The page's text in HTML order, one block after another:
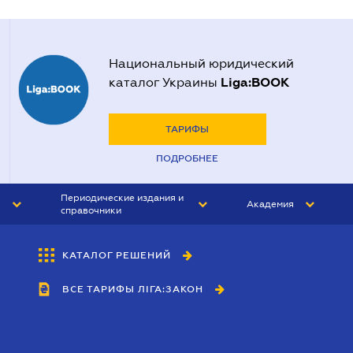
Национальный юридический
каталог Украины Liga:BOOK
ТАРИФЫ
ПОДРОБНЕЕ
Периодические издания и
справочники
БУХГАЛТЕР&ЗАКОН
ВЕСТНИК МСФО
Академия
КАТАЛОГ РЕШЕНИЙ
ВСЕ ТАРИФЫ ЛІГА:ЗАКОН